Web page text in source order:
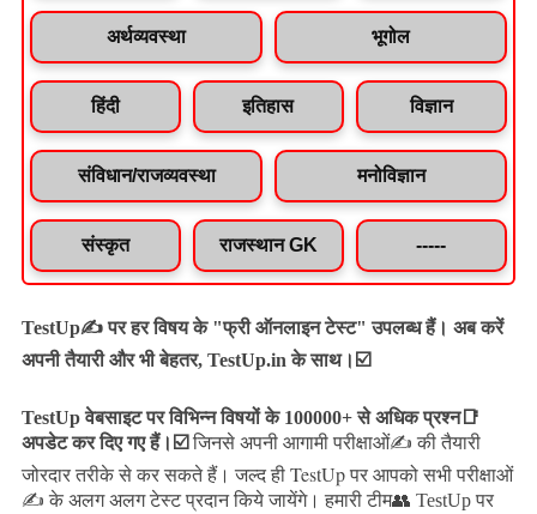
अर्थव्यवस्था भूगोल
हिंदी इतिहास विज्ञान
संविधान/राजव्यवस्था मनोविज्ञान
संस्कृत राजस्थान GK -----
TestUp✍️ पर हर विषय के "फ्री ऑनलाइन टेस्ट" उपलब्ध हैं। अब करें
अपनी तैयारी और भी बेहतर, TestUp.in के साथ।☑️
TestUp वेबसाइट पर विभिन्न विषयों के 100000+ से अधिक प्रश्न📑
अपडेट कर दिए गए हैं। ☑️ जिनसे अपनी आगामी परीक्षाओं✍️ की तैयारी
जोरदार तरीके से कर सकते हैं।जल्द ही TestUp पर आपको सभी परीक्षाओं
✍️ के अलग अलग टेस्ट प्रदान किये जायेंगे। हमारी टीम👥 TestUp पर